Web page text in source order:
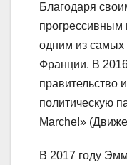
Благодаря
прогрессивным
одним из самых
Франции. В
правительство
политическую
Marche!»
В 2017 году